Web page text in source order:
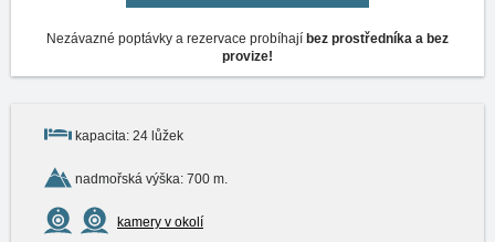
Nezávazné poptávky a rezervace probíhají bez prostředníka a bez
provize!
kapacita: 24 lůžek
nadmořská výška: 700 m.
kamery v okolí